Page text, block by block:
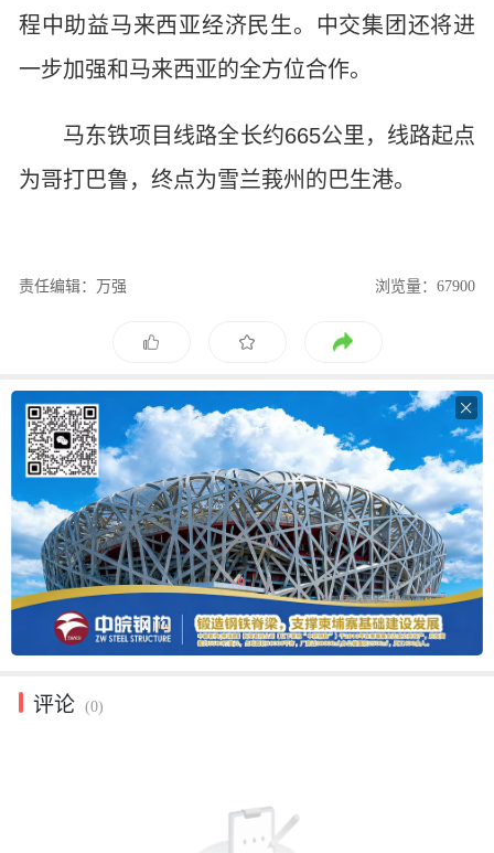
程中助益马来西亚经济民生。中交集团还将进
一步加强和马来西亚的全方位合作。
马东铁项目线路全长约665公里，线路起点
为哥打巴鲁，终点为雪兰莪州的巴生港。
责任编辑：万强 浏览量：67900

评论 (0)